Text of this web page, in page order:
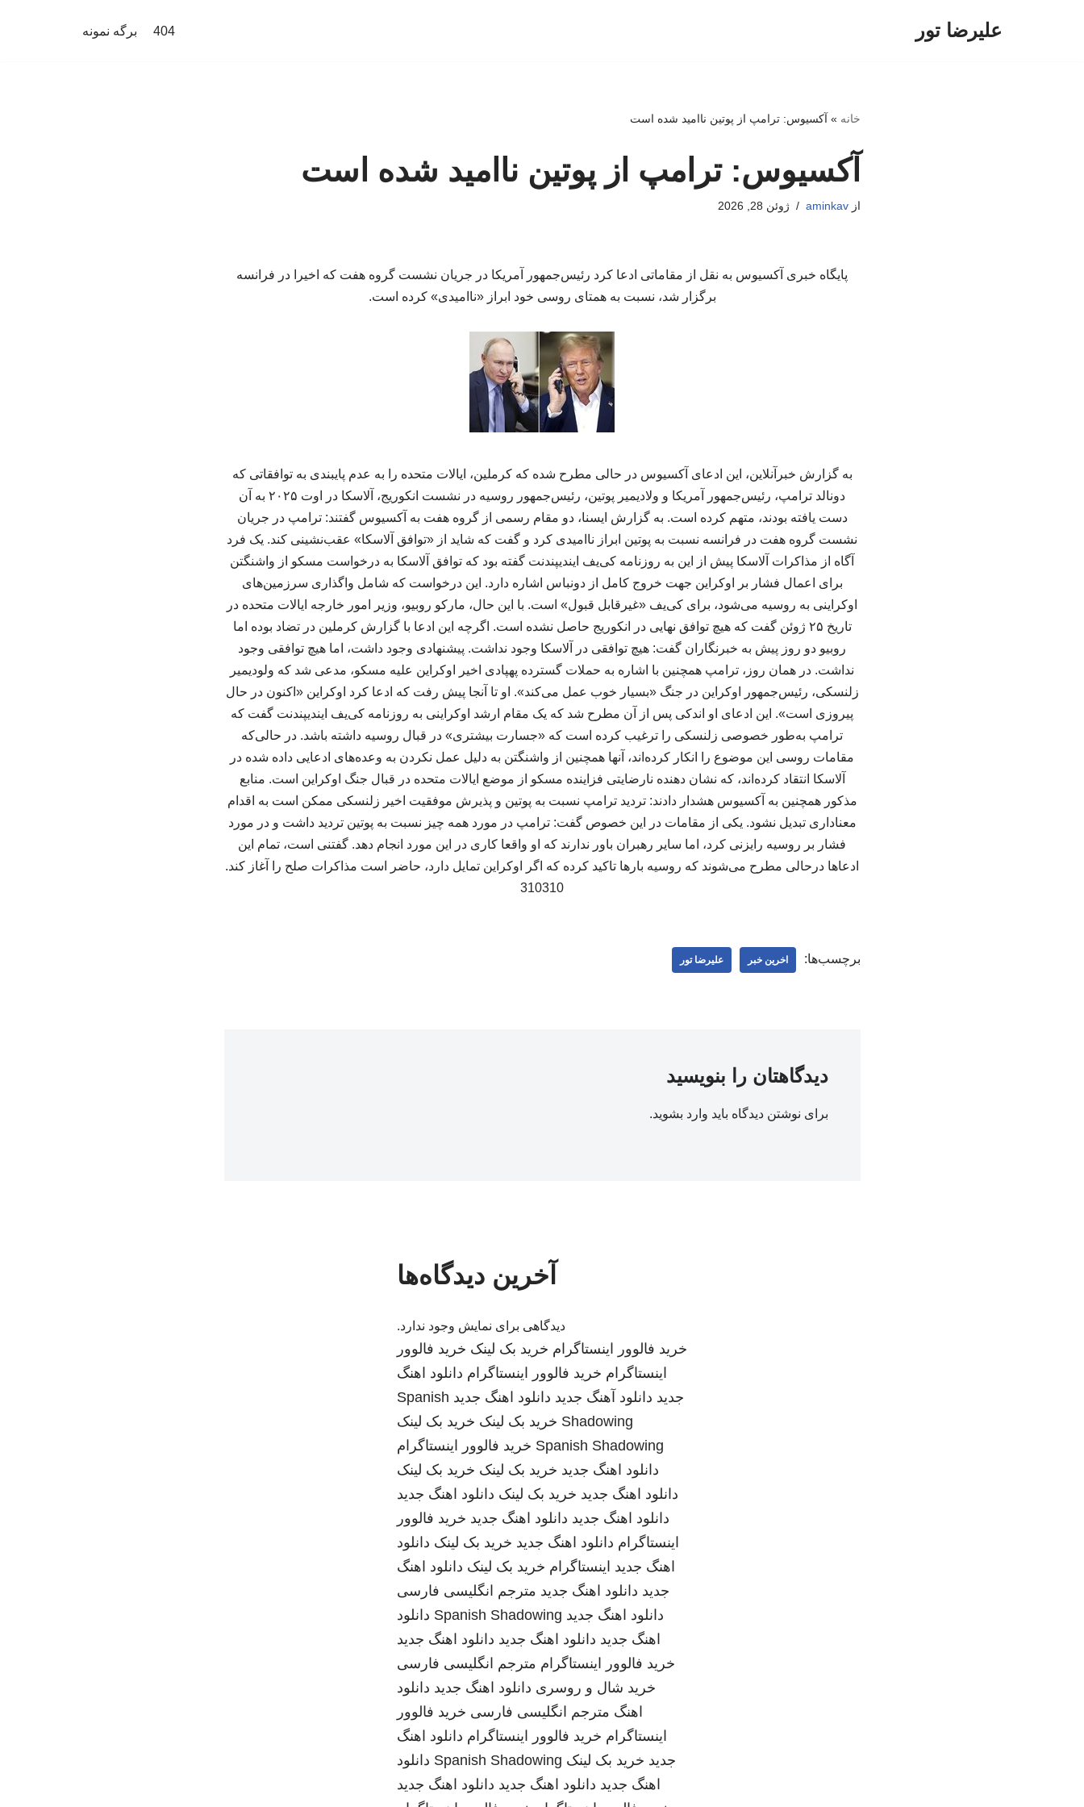
علیرضا تور 404 برگه نمونه
خانه » آکسیوس: ترامپ از پوتین ناامید شده است
آکسیوس: ترامپ از پوتین ناامید شده است
ازaminkav ژوئن 28, 2026
پایگاه خبری آکسیوس به نقل از مقاماتی ادعا کرد رئیس‌جمهور آمریکا در جریان نشست گروه هفت که اخیرا در فرانسه
برگزار شد، نسبت به همتای روسی خود ابراز «ناامیدی» کرده است.
به گزارش خبرآنلاین، این ادعای آکسیوس در حالی مطرح شده که کرملین، ایالات متحده را به عدم پایبندی به توافقاتی که
دونالد ترامپ، رئیس‌جمهور آمریکا و ولادیمیر پوتین، رئیس‌جمهور روسیه در نشست انکوریج، آلاسکا در اوت ۲۰۲۵ به آن
دست یافته بودند، متهم کرده است. به گزارش ایسنا، دو مقام رسمی از گروه هفت به آکسیوس گفتند: ترامپ در جریان
نشست گروه هفت در فرانسه نسبت به پوتین ابراز ناامیدی کرد و گفت که شاید از «توافق آلاسکا» عقب‌نشینی کند. یک فرد
آگاه از مذاکرات آلاسکا پیش از این به روزنامه کی‌یف ایندیپندنت گفته بود که توافق آلاسکا به درخواست مسکو از واشنگتن
برای اعمال فشار بر اوکراین جهت خروج کامل از دونباس اشاره دارد. این درخواست که شامل واگذاری سرزمین‌های
اوکراینی به روسیه می‌شود، برای کی‌یف «غیرقابل قبول» است. با این حال، مارکو روبیو، وزیر امور خارجه ایالات متحده در
تاریخ ۲۵ ژوئن گفت که هیچ توافق نهایی در انکوریج حاصل نشده است. اگرچه این ادعا با گزارش کرملین در تضاد بوده اما
روبیو دو روز پیش به خبرنگاران گفت: هیچ توافقی در آلاسکا وجود نداشت. پیشنهادی وجود داشت، اما هیچ توافقی وجود
نداشت. در همان روز، ترامپ همچنین با اشاره به حملات گسترده پهپادی اخیر اوکراین علیه مسکو، مدعی شد که ولودیمیر
زلنسکی، رئیس‌جمهور اوکراین در جنگ «بسیار خوب عمل می‌کند». او تا آنجا پیش رفت که ادعا کرد اوکراین «اکنون در حال
پیروزی است». این ادعای او اندکی پس از آن مطرح شد که یک مقام ارشد اوکراینی به روزنامه کی‌یف ایندیپندنت گفت که
ترامپ به‌طور خصوصی زلنسکی را ترغیب کرده است که «جسارت بیشتری» در قبال روسیه داشته باشد. در حالی‌که
مقامات روسی این موضوع را انکار کرده‌اند، آنها همچنین از واشنگتن به دلیل عمل نکردن به وعده‌های ادعایی داده شده در
آلاسکا انتقاد کرده‌اند، که نشان دهنده نارضایتی فزاینده مسکو از موضع ایالات متحده در قبال جنگ اوکراین است. منابع
مذکور همچنین به آکسیوس هشدار دادند: تردید ترامپ نسبت به پوتین و پذیرش موفقیت اخیر زلنسکی ممکن است به اقدام
معناداری تبدیل نشود. یکی از مقامات در این خصوص گفت: ترامپ در مورد همه چیز نسبت به پوتین تردید داشت و در مورد
فشار بر روسیه رایزنی کرد، اما سایر رهبران باور ندارند که او واقعا کاری در این مورد انجام دهد. گفتنی است، تمام این
ادعاها درحالی مطرح می‌شوند که روسیه بارها تاکید کرده که اگر اوکراین تمایل دارد، حاضر است مذاکرات صلح را آغاز کند.
310310
برچسب‌ها: اخرین خبر علیرضا تور
دیدگاهتان را بنویسید
برای نوشتن دیدگاه باید وارد بشوید.
آخرین دیدگاه‌ها
دیدگاهی برای نمایش وجود ندارد.
خرید فالوور اینستاگرام خرید بک لینک خرید فالوور
اینستاگرام خرید فالوور اینستاگرام دانلود اهنگ
جدید دانلود آهنگ جدید دانلود اهنگ جدید Spanish
Shadowing خرید بک لینک خرید بک لینک
Spanish Shadowing خرید فالوور اینستاگرام
دانلود اهنگ جدید خرید بک لینک خرید بک لینک
دانلود اهنگ جدید خرید بک لینک دانلود اهنگ جدید
دانلود اهنگ جدید دانلود اهنگ جدید خرید فالوور
اینستاگرام دانلود اهنگ جدید خرید بک لینک دانلود
اهنگ جدید اینستاگرام خرید بک لینک دانلود اهنگ
جدید دانلود اهنگ جدید مترجم انگلیسی فارسی
دانلود اهنگ جدید Spanish Shadowing دانلود
اهنگ جدید دانلود اهنگ جدید دانلود اهنگ جدید
خرید فالوور اینستاگرام مترجم انگلیسی فارسی
خرید شال و روسری دانلود اهنگ جدید دانلود
اهنگ مترجم انگلیسی فارسی خرید فالوور
اینستاگرام خرید فالوور اینستاگرام دانلود اهنگ
جدید خرید بک لینک Spanish Shadowing دانلود
اهنگ جدید دانلود اهنگ جدید دانلود اهنگ جدید